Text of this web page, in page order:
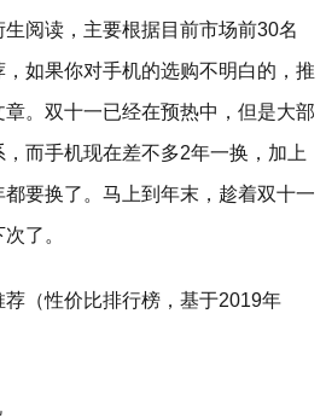
阅读，主要根据目前市场前30名
如果你对手机的选购不明白的，推
。双十一已经在预热中，但是大部
而手机现在差不多2年一换，加上
要换了。马上到年末，趁着双十一
了。
荐（性价比排行榜，基于2019年